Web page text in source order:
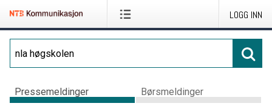
LOGG INN
Pressemeldinger Børsmeldinger